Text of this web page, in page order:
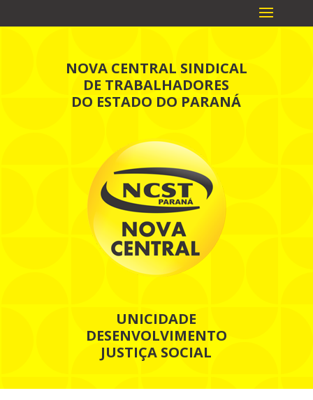
NOVA CENTRAL SINDICAL
DE TRABALHADORES
DO ESTADO DO PARANÁ
UNICIDADE
DESENVOLVIMENTO
JUSTIÇA SOCIAL